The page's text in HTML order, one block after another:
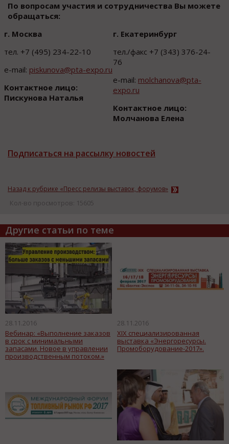
По вопросам участия и сотрудничества Вы можете
обращаться:
г. Москва
тел. +7 (495) 234-22-10
e-mail: piskunova@pta-expo.ru
Контактное лицо:
Пискунова Наталья
г. Екатеринбург
тел./факс +7 (343) 376-24-
76
e-mail: molchanova@pta-
expo.ru
Контактное лицо:
Молчанова Елена
Подписаться на рассылку новостей
Назад к рубрике «Пресс релизы выставок, форумов»
Кол-во просмотров: 15605
Другие статьи по теме
28.11.2016
Вебинар: «Выполнение заказов
в срок c минимальными
запасами. Новое в управлении
производственным потоком.»
28.11.2016
XIX специализированная
выставка «Энергоресурсы.
Промоборудование-2017».